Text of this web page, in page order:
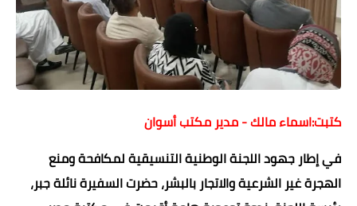
كتبت:اسماء مالك - مدير مكتب أسوان
في إطار جهود اللجنة الوطنية التنسيقية لمكافحة ومنع
الهجرة غير الشرعية والاتجار بالبشر، حضرت السفيرة نائلة جبر،